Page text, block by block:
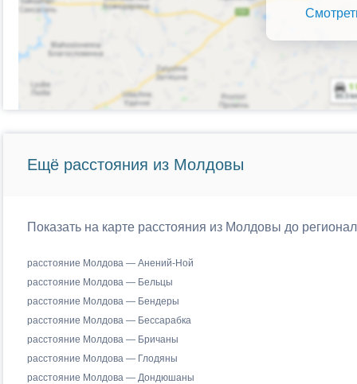
Ещё расстояния из Молдовы
Показать на карте расстояния из Молдовы до
расстояние Молдова — Анений-Ной
расстояние Молдова — Бельцы
расстояние Молдова — Бендеры
расстояние Молдова — Бессарабка
расстояние Молдова — Бричаны
расстояние Молдова — Глодяны
расстояние Молдова — Дондюшаны